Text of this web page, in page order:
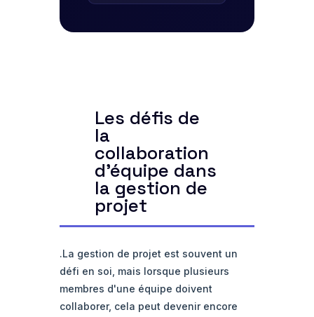
Les défis de
la
collaboration
d'équipe dans
la gestion de
projet
.La gestion de projet est souvent un
défi en soi, mais lorsque plusieurs
membres d'une équipe doivent
collaborer, cela peut devenir encore